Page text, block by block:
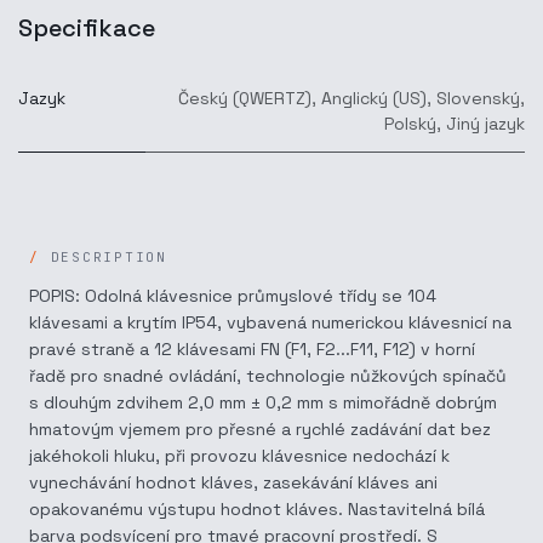
Specifikace
Jazyk Český (QWERTZ), Anglický (US), Slovenský,
Polský, Jiný jazyk
DESCRIPTION
POPIS: Odolná klávesnice průmyslové třídy se 104
klávesami a krytím IP54, vybavená numerickou klávesnicí na
pravé straně a 12 klávesami FN (F1, F2...F11, F12) v horní
řadě pro snadné ovládání, technologie nůžkových spínačů
s dlouhým zdvihem 2,0 mm ± 0,2 mm s mimořádně dobrým
hmatovým vjemem pro přesné a rychlé zadávání dat bez
jakéhokoli hluku, při provozu klávesnice nedochází k
vynechávání hodnot kláves, zasekávání kláves ani
opakovanému výstupu hodnot kláves. Nastavitelná bílá
barva podsvícení pro tmavé pracovní prostředí. S